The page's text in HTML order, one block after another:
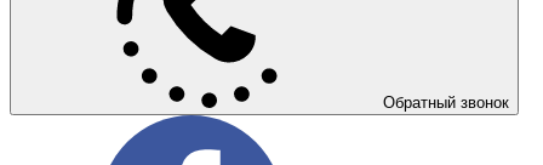
Обратный звонок